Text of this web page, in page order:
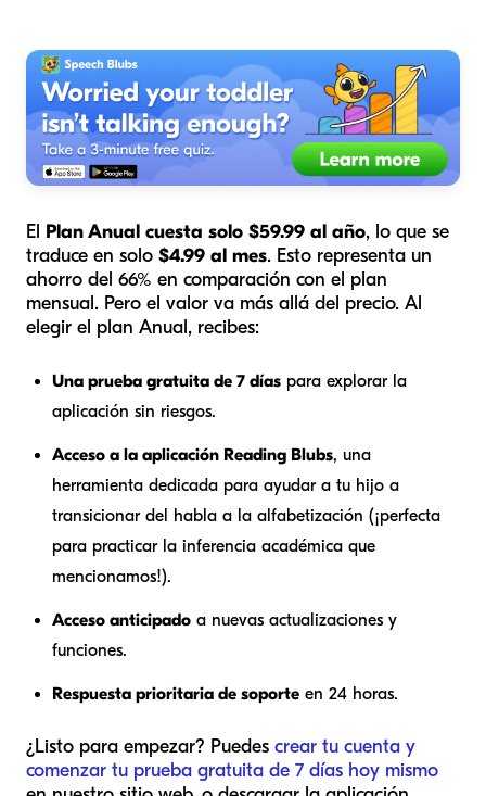
El Plan Anual cuesta solo $59.99 al año, lo que se
traduce en solo $4.99 al mes. Esto representa un
ahorro del 66% en comparación con el plan
mensual. Pero el valor va más allá del precio. Al
elegir el plan Anual, recibes:
Una prueba gratuita de 7 días para explorar la
aplicación sin riesgos.
Acceso a la aplicación Reading Blubs, una
herramienta dedicada para ayudar a tu hijo a
transicionar del habla a la alfabetización (¡perfecta
para practicar la inferencia académica que
mencionamos!).
Acceso anticipado a nuevas actualizaciones y
funciones.
Respuesta prioritaria de soporte en 24 horas.
¿Listo para empezar? Puedes crear tu cuenta y
comenzar tu prueba gratuita de 7 días hoy mismo